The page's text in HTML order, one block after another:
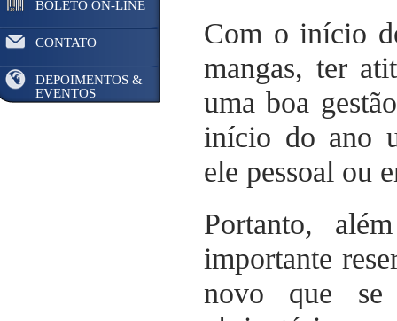
BOLETO ON-LINE
CONTATO
DEPOIMENTOS &
EVENTOS
Com o início
mangas, ter
uma boa
início do ano
ele pessoal ou
Portanto,
importante
novo que